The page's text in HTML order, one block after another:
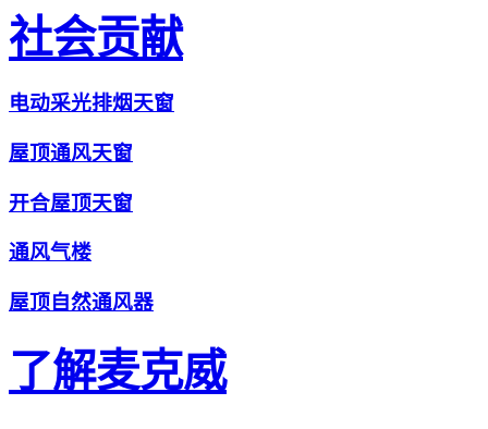
社会贡献
电动采光排烟天窗
屋顶通风天窗
开合屋顶天窗
通风气楼
屋顶自然通风器
了解麦克威